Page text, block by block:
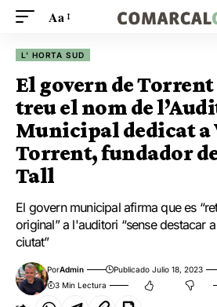
Aa
L' HORTA SUD
El govern de Torrent
treu el nom de
Municipal dedicat a
Torrent, fundador
Tall
El govern municipal afirma que es
original” a l'auditori “sense destacar
ciutat”
PorAdmin Publicado Julio 18, 2023
3 Min Lectura